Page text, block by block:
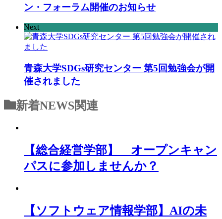
ン・フォーラム開催のお知らせ
Next
青森大学SDGs研究センター 第5回勉強会が開
催されました
新着NEWS関連
【総合経営学部】 オープンキャン
パスに参加しませんか？
【ソフトウェア情報学部】AIの未